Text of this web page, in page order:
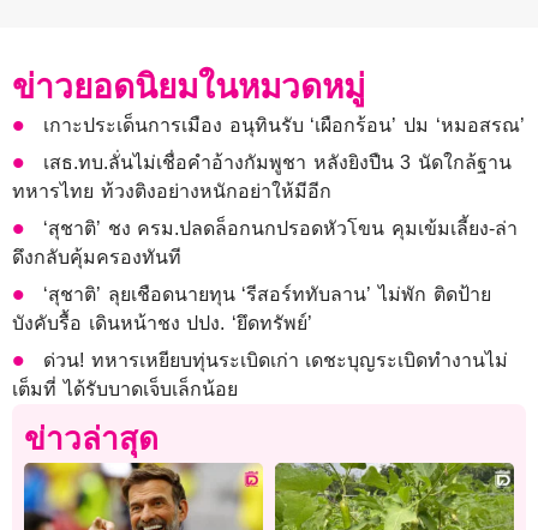
ข่าวยอดนิยมในหมวดหมู่
เกาะประเด็นการเมือง อนุทินรับ ‘เผือกร้อน’ ปม ‘หมอสรณ’
เสธ.ทบ.ลั่นไม่เชื่อคำอ้างกัมพูชา หลังยิงปืน 3 นัดใกล้ฐาน
ทหารไทย ท้วงติงอย่างหนักอย่าให้มีอีก
‘สุชาติ’ ชง ครม.ปลดล็อกนกปรอดหัวโขน คุมเข้มเลี้ยง-ล่า
ดึงกลับคุ้มครองทันที
‘สุชาติ’ ลุยเชือดนายทุน ‘รีสอร์ททับลาน’ ไม่พัก ติดป้าย
บังคับรื้อ เดินหน้าชง ปปง. ‘ยึดทรัพย์’
ด่วน! ทหารเหยียบทุ่นระเบิดเก่า เดชะบุญระเบิดทำงานไม่
เต็มที่ ได้รับบาดเจ็บเล็กน้อย
ข่าวล่าสุด